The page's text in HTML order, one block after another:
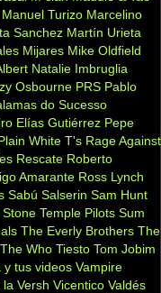
Manuel Turizo Marcelino
Sanchez Martín Urieta
Mijares Mike Oldfield
Natalie Imbruglia
Osbourne PRS Pablo
do Sucesso
Elías Gutiérrez Pepe
White T's Rage Against
Rescate Roberto
Amarante Ross Lynch
Sabú Salserin Sam Hunt
Stone Temple Pilots Sum
The Everly Brothers The
The Who Tiesto Tom Jobim
y tus videos Vampire
la Versh Vicentico Valdés